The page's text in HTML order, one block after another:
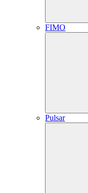
FIMO
Pulsar